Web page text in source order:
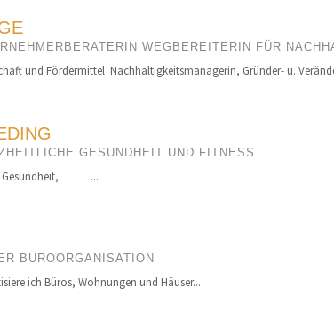
WEGBEREITERIN FÜR
und Fördermittel Nachhaltigkeitsmanagerin, Gründer- u.
GESUNDHEIT UND FITNESS
Gesundheit, ...
BÜROORGANISATION
ich Büros, Wohnungen und Häuser...